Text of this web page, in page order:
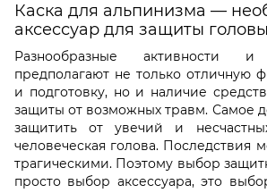
Каска для альпинизма —
аксессуар для защиты головы
Разнообразные активности
предполагают не только отличную
и подготовку, но и наличие
защиты от возможных травм. Самое
защитить от увечий и
человеческая голова. Последствия
трагическими. Поэтому выбор
просто выбор аксессуара, это